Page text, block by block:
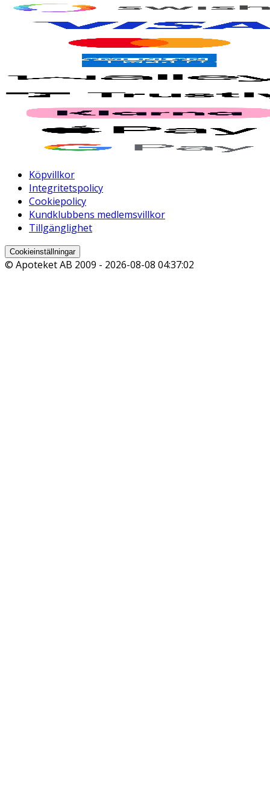
Köpvillkor
Integritetspolicy
Cookiepolicy
Kundklubbens medlemsvillkor
Tillgänglighet
Cookieinställningar
© Apoteket AB 2009 - 2026-08-08 04:37:02